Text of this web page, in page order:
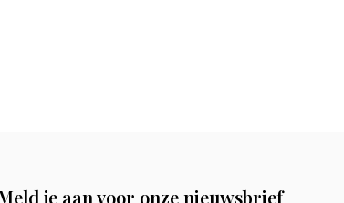
je aan voor onze nieuwsbrief